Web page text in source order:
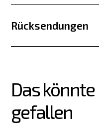
Rücksendungen
Das
gefallen